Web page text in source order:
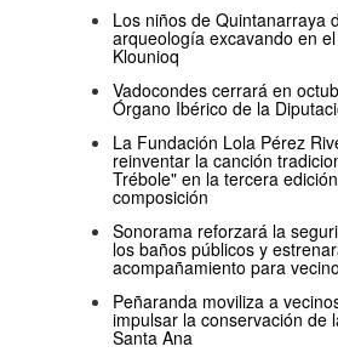
Los niños de Quintanarraya
arqueología excavando en
Klounioq
Vadocondes cerrará en
Órgano Ibérico de la
La Fundación Lola Pérez
reinventar la canción
Trébole" en la tercera
composición
Sonorama reforzará la
los baños públicos y
acompañamiento para
Peñaranda moviliza a
impulsar la conservación de
Santa Ana